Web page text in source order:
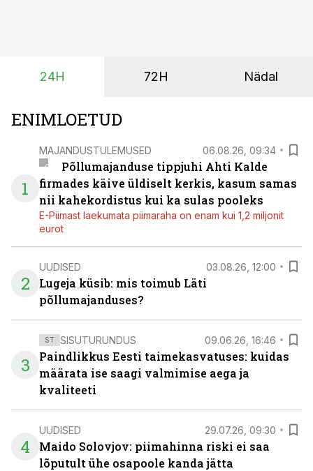
24H 72H Nädal
ENIMLOETUD
1
MAJANDUSTULEMUSED 06.08.26, 09:34
Põllumajanduse tippjuhi Ahti Kalde
firmades käive üldiselt kerkis, kasum samas
nii kahekordistus kui ka sulas pooleks
E-Piimast laekumata piimaraha on enam kui 1,2 miljonit
eurot
2
UUDISED 03.08.26, 12:00
Lugeja küsib: mis toimub Läti
põllumajanduses?
3
ST SISUTURUNDUS 09.06.26, 16:46
Paindlikkus Eesti taimekasvatuses: kuidas
määrata ise saagi valmimise aega ja
kvaliteeti
4
UUDISED 29.07.26, 09:30
Maido Solovjov: piimahinna riski ei saa
lõputult ühe osapoole kanda jätta